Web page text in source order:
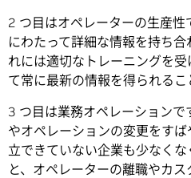
2 つ目はオペレーターの生産性
にわたって詳細な情報を持ち
れには適切なトレーニングを
て常に最新の情報を得られるこ
3 つ目は業務オペレーションで
やオペレーションの変更をす
立できていない企業も少なくな
と、オペレーターの離職やカ